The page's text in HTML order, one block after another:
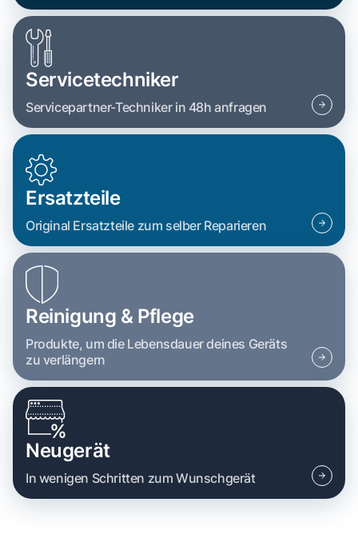
Servicetechniker
Servicepartner-Techniker in 48h anfragen
Ersatzteile
Original Ersatzteile zum selber Reparieren
Reinigung & Pflege
Produkte, um die Lebensdauer deines Geräts
zu verlängern
Neugerät
In wenigen Schritten zum Wunschgerät